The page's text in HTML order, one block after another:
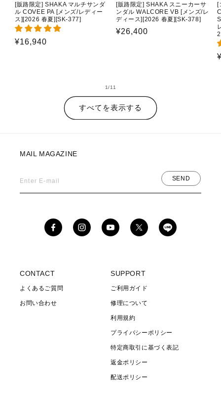
[販路限定] SHAKA マルチサンダ
ル COVEE PA [メンズ/レディー
ス][2026 春夏][SK-377]
通
¥16,940
[販路限定] SHAKA スニーカーサ
ンダル WALCORE VB [メンズ/レ
ディース][2026 春夏][SK-378]
通
¥26,400
[
1/の
11
すべてを表示する
CONTACT
よくあるご質問
お問い合わせ
SUPPORT
ご利用ガイド
修理について
利用規約
プライバシーポリシー
特定商取引に基づく表記
返金ポリシー
配送ポリシー
MAIL MAGAZINE
Enter E-mail SEND
FacebookInstagramYouTubeX